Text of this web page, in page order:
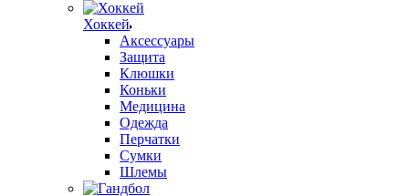
Хоккей
Аксессуары
Защита
Клюшки
Коньки
Медицина
Одежда
Перчатки
Сумки
Шлемы